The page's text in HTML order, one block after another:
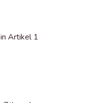
Artikel 1